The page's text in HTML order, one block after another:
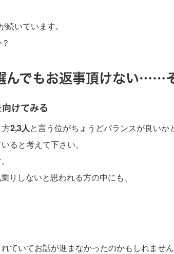
いています。
んでもお返事頂けない……
けてみる
方2,3人と言う位がちょうどバランスが良いか
ると考えて下さい。
りしないと思われる方の中にも、
ていてお話が進まなかったのかもしれません